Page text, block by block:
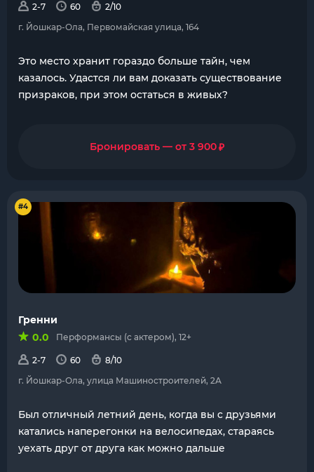
2-7 60
2/10
г. Йошкар-Ола, Первомайская улица, 164
Это место хранит гораздо больше тайн, чем
казалось. Удастся ли вам доказать существование
призраков, при этом остаться в живых?
Бронировать — от 3 900₽
#4
Гренни
0.0
Перформансы (с актером), 12+
2-7 60
8/10
г. Йошкар-Ола, улица Машиностроителей, 2А
Был отличный летний день, когда вы с друзьями
катались наперегонки на велосипедах, стараясь
уехать друг от друга как можно дальше